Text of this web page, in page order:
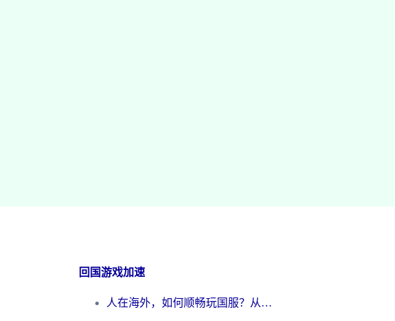
回国游戏加速
人在海外，如何顺畅玩国服？从《王者荣耀》到《云图计划》的加速器终极指南